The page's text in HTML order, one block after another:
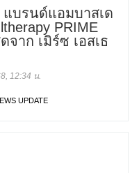
บรนด์แอมบาสเด
PRIME
าก เมิร์ซ เอสเธ
12:34 น.
UPDATE